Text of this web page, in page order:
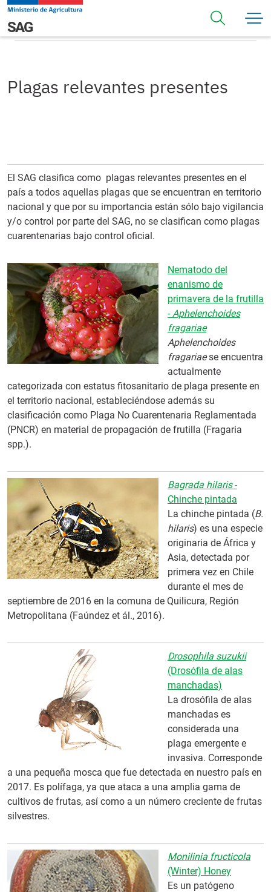
Pasar al contenido principal
Navegación principal
SAGPlagas relevantes presentes
Plagas relevantes presentes
El SAG clasifica como plagas relevantes presentes en el
país a todos aquellas plagas que se encuentran en territorio
nacional y que por su importancia están sólo bajo vigilancia
y/o control por parte del SAG, no se clasifican como plagas
cuarentenarias bajo control oficial.
Nematodo del
enanismo de
primavera de la frutilla
-Aphelenchoides
fragariae
Aphelenchoides
fragariaese encuentra
actualmente
categorizada con estatus fitosanitario de plaga presente en
el territorio nacional, estableciéndose además su
clasificación como Plaga No Cuarentenaria Reglamentada
(PNCR) en material de propagación de frutilla (Fragaria
spp.).
Bagrada hilaris-
Chinche pintada
La chinche pintada (B.
hilaris) es una especie
originaria de África y
Asia, detectada por
primera vez en Chile
durante el mes de
septiembre de 2016 en la comuna de Quilicura, Región
Metropolitana (Faúndez et ál., 2016).
Drosophila suzukii
(Drosófila de alas
manchadas)
La drosófila de alas
manchadas es
considerada una
plaga emergente e
invasiva. Corresponde
a una pequeña mosca que fue detectada en nuestro país en
2017. Es polífaga, ya que ataca a una amplia gama de
cultivos de frutas, así como a un número creciente de frutas
silvestres.
Monilinia fructicola
(Winter) Honey
Es un patógeno